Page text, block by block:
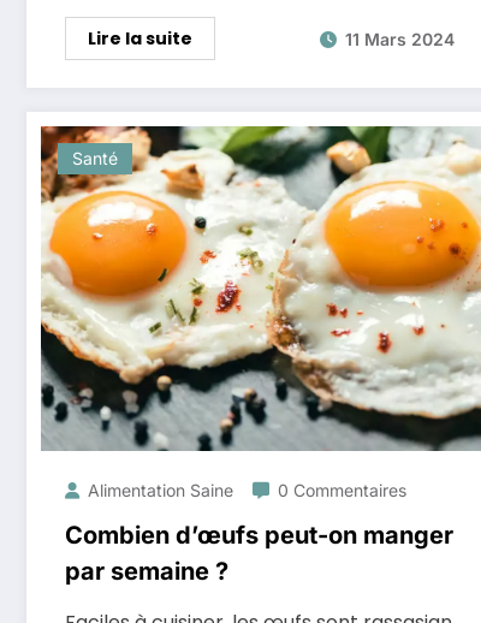
Lire la suite 11 Mars 2024
Santé
Alimentation Saine 0 Commentaires
Combien d’œufs peut-on manger
par semaine ?